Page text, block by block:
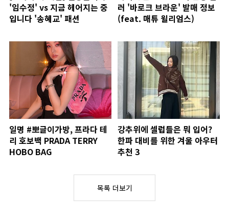
'임수정' vs 지금 헤어지는 중
입니다 '송혜교' 패션
러 '바로크 브라운' 발매 정보
(feat. 매튜 윌리엄스)
일명 #뽀글이가방, 프라다 테
리 호보백 PRADA TERRY
HOBO BAG
강추위에 셀럽들은 뭐 입어?
한파 대비를 위한 겨울 아우터
추천 3
목록 더보기